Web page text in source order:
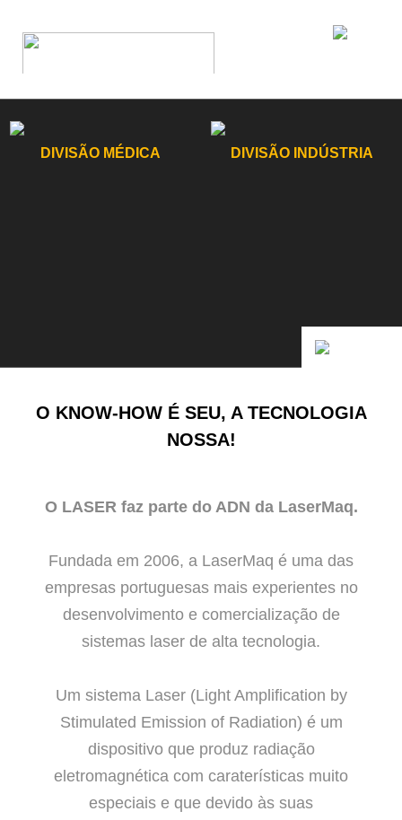
DIVISÃO MÉDICA DIVISÃO INDÚSTRIA
O KNOW-HOW É SEU, A TECNOLOGIA
NOSSA!
O LASER faz parte do ADN da LaserMaq.
Fundada em 2006, a LaserMaq é uma das
empresas portuguesas mais experientes no
desenvolvimento e comercialização de
sistemas laser de alta tecnologia.
Um sistema Laser (Light Amplification by
Stimulated Emission of Radiation) é um
dispositivo que produz radiação
eletromagnética com caraterísticas muito
especiais e que devido às suas